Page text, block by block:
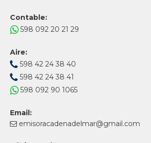
Contable:
598 092 20 21 29
Aire:
598 42 24 38 40
598 42 24 38 41
598 092 90 1065
Email:
emisoracadenadelmar@gmail.com